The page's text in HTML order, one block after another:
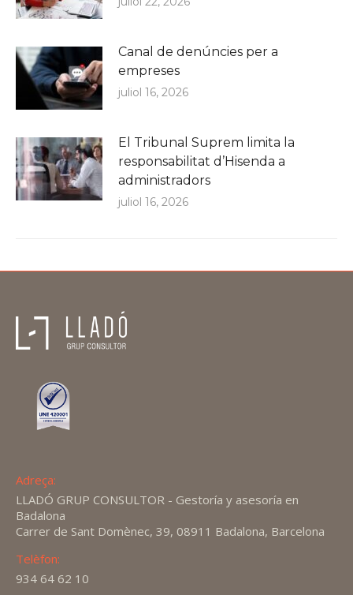
Canal de denúncies per a
empreses
juliol 16, 2026
El Tribunal Suprem limita la
responsabilitat d’Hisenda a
administradors
juliol 16, 2026
Adreça:
LLADÓ GRUP CONSULTOR - Gestoría y asesoría en
Badalona
Carrer de Sant Domènec, 39, 08911 Badalona, Barcelona
Telèfon:
934 64 62 10